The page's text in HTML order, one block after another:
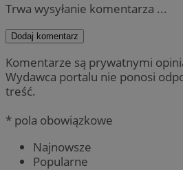
Trwa wysyłanie komentarza ...
Dodaj komentarz
Komentarze są prywatnymi
Wydawca portalu nie ponosi
treść.
* pola obowiązkowe
Najnowsze
Popularne